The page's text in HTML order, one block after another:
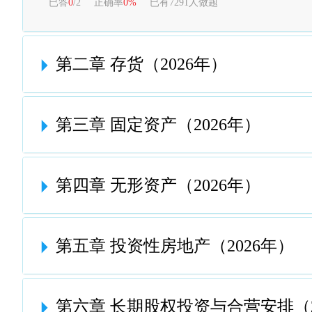
已答0/2 正确率0% 已有7291人做题
第二章 存货（2026年）
第三章 固定资产（2026年）
第四章 无形资产（2026年）
第五章 投资性房地产（2026年）
第六章 长期股权投资与合营安排（